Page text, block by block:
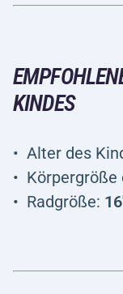
INDES
Alter des
Körpergröße
Radgröße: